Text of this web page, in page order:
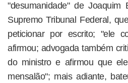
"desumanidade" de Joaquim
Supremo Tribunal Federal,
peticionar por escrito; "ele
afirmou; advogada também
do ministro e afirmou que
mensalão"; mais adiante,